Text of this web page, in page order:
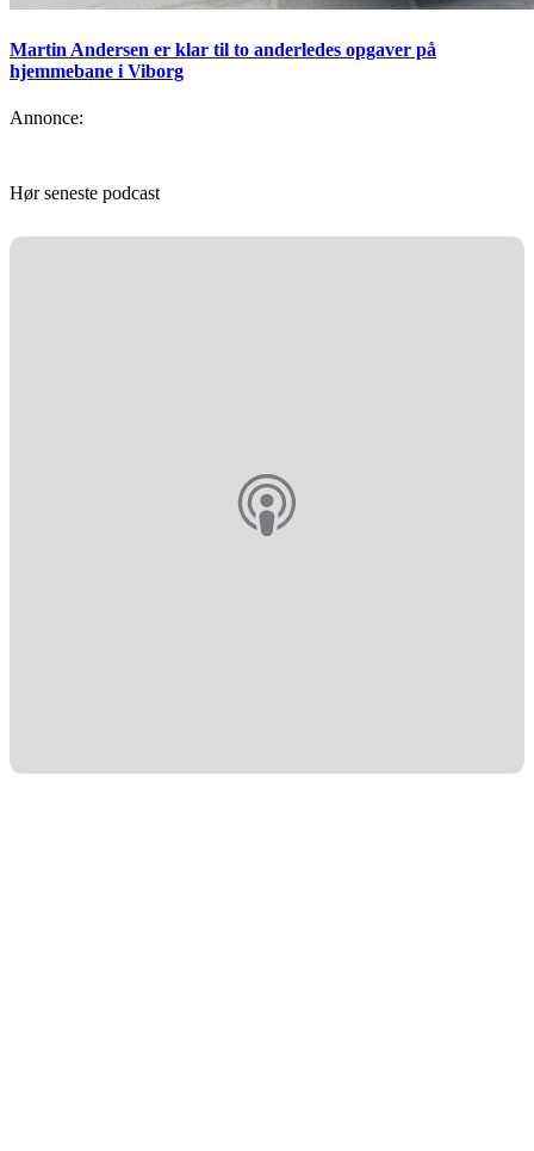
Martin Andersen er klar til to anderledes opgaver på
hjemmebane i Viborg
Annonce:
Hør seneste podcast